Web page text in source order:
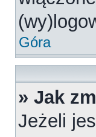
Góra
» Jak
Jeżeli